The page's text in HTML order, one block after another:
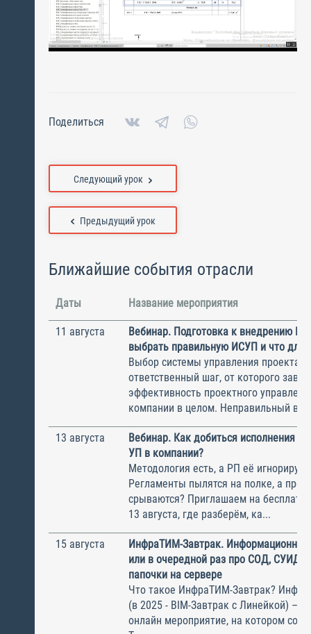
Поделиться
Предыдущий урок
Следующий урок
Ближайшие события отрасли
Даты Название мероприятия
11 августа
Вебинар. Подготовка к внедрению
выбрать правильную ИСУП и что для
Выбор системы управления
ответственный шаг, от которого
эффективность проектного
компании в целом. Неправильный
13 августа
Вебинар. Как добиться исполнения
УП в компании?
Методология есть, а РП её
Регламенты пылятся на полке, а
срываются? Приглашаем на
13 августа, где разберём, ка...
15 августа
ИнфраТИМ-Завтрак.
или в очередной раз про СОД, СУИД и
папочки на сервере
Что такое ИнфраТИМ-Завтрак?
(в 2025 - BIM-Завтрак с Линейкой) –
онлайн мероприятие, на котором